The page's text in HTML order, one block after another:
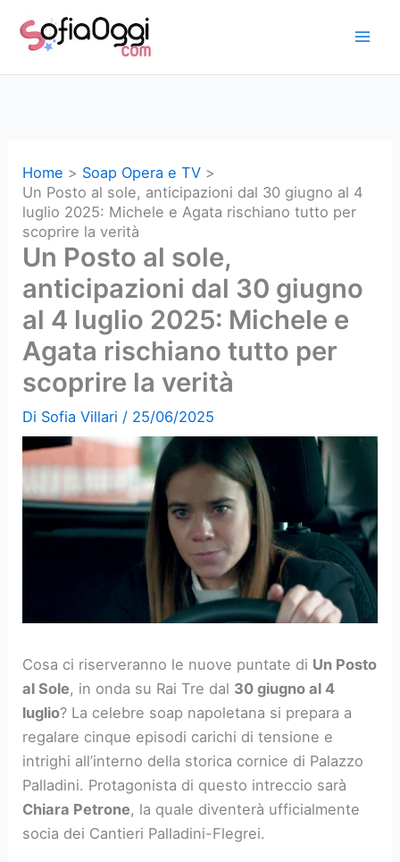
Home
Soap Opera e TV
Un Posto al sole, anticipazioni dal 30 giugno al 4
luglio 2025: Michele e Agata rischiano tutto per
scoprire la verità
Un Posto al sole,
anticipazioni dal 30 giugno
al 4 luglio 2025: Michele e
Agata rischiano tutto per
scoprire la verità
Di Sofia Villari / 25/06/2025
Cosa ci riserveranno le nuove puntate di Un Posto
al Sole, in onda su Rai Tre dal 30 giugno al 4
luglio? La celebre soap napoletana si prepara a
regalare cinque episodi carichi di tensione e
intrighi all’interno della storica cornice di Palazzo
Palladini. Protagonista di questo intreccio sarà
Chiara Petrone, la quale diventerà ufficialmente
socia dei Cantieri Palladini-Flegrei.